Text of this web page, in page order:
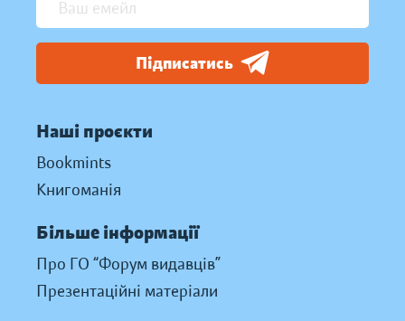
Підписатись
Наші проєкти
Bookmints
Книгоманія
Більше інформації
Про ГО “Форум видавців”
Презентаційні матеріали